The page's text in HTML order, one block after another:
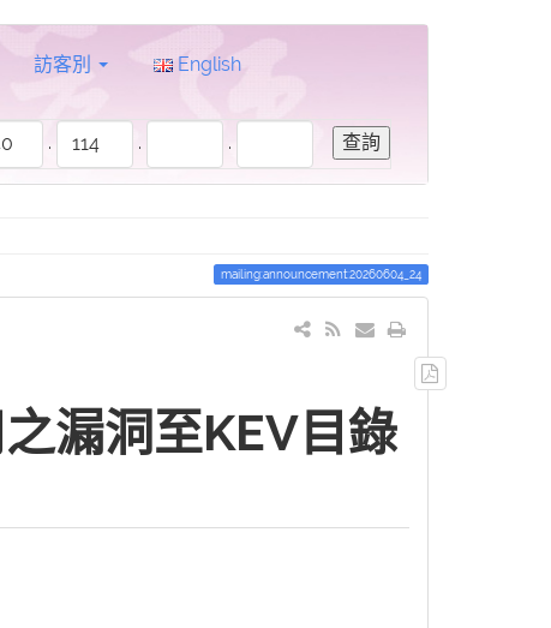
訪客別 English
. . .
mailing:announcement:20260604_24
出
漏洞至KEV目錄